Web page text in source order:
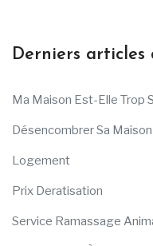
Derniers articles
Ma Maison Est-Elle Trop
Désencombrer Sa
Logement
Prix Deratisation
Service Ramassage